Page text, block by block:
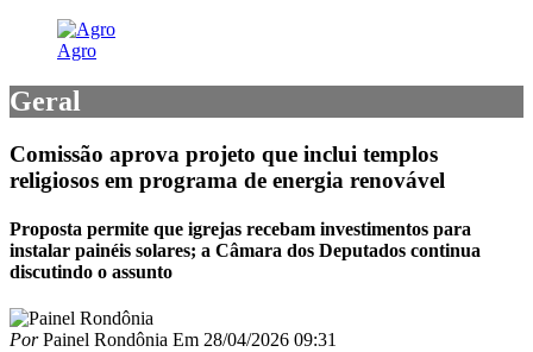
Agro
Geral
Comissão aprova projeto que inclui templos
religiosos em programa de energia renovável
Proposta permite que igrejas recebam investimentos para
instalar painéis solares; a Câmara dos Deputados continua
discutindo o assunto
PorPainel Rondônia Em 28/04/2026 09:31